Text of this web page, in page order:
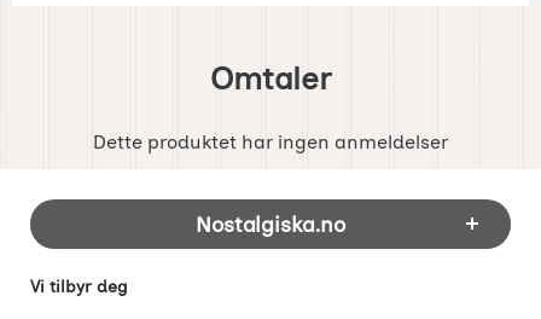
Omtaler
Dette produktet har ingen anmeldelser
Footer-innhold Blandet informasjon og
Nostalgiska.no
Vi tilbyr deg